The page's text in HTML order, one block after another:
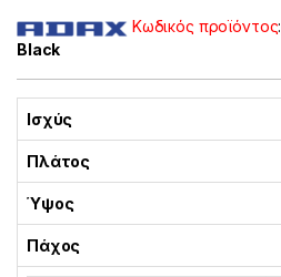
Κωδικός προϊόντος:
Black
Ισχύς
Πλάτος
Ύψος
Πάχος